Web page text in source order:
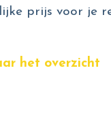
prijs voor je
het overzicht